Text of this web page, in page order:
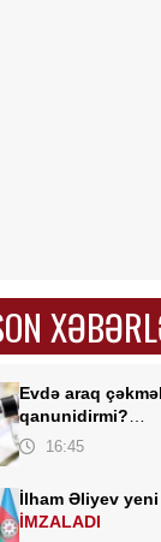
Evdə araq
qanunidirmi?
16:45
İlham Əliyev yeni
İMZALADI